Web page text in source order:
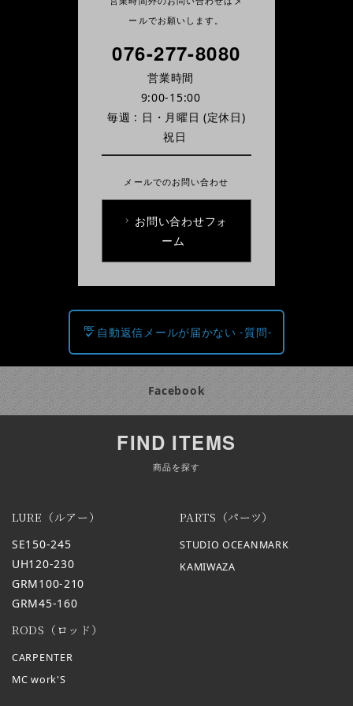
ールでお願いします。
076-277-8080
営業時間
9:00-15:00
毎週 : 日・月曜日 (定休日)
祝日
メールでのお問い合わせ
お問い合わせフォ
ーム
自動返信メールが届かない -質問-
Facebook
FIND ITEMS
商品を探す
LURE（ルアー）
SE150-245
UH120-230
GRM100-210
GRM45-160
RODS（ロッド）
CARPENTER
MC work'S
PARTS（パーツ）
STUDIO OCEANMARK
KAMIWAZA